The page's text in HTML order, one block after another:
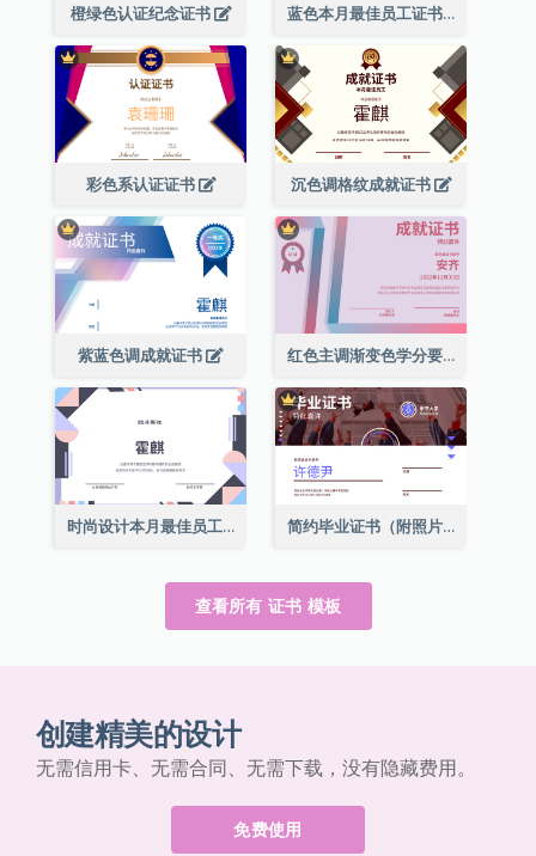
橙绿色认证纪念证书 蓝色本月最佳员工证书(附标志)
彩色系认证证书 沉色调格纹成就证书
紫蓝色调成就证书 红色主调渐变色学分要求成就证书
时尚设计本月最佳员工证书 简约毕业证书（附照片）
查看所有 证书 模板
创建精美的设计
无需信用卡、无需合同、无需下载，没有隐藏费用。
免费使用